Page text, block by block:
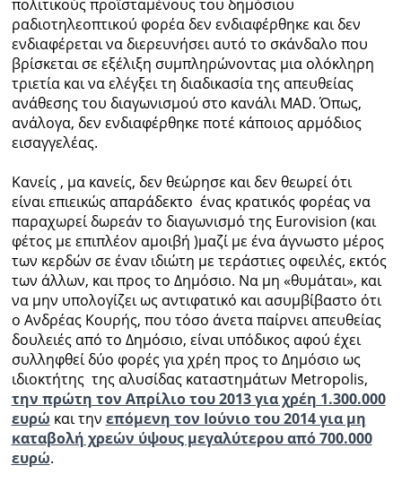
πολιτικούς προϊσταμένους του δημόσιου
ραδιοτηλεοπτικού φορέα δεν ενδιαφέρθηκε και δεν
ενδιαφέρεται να διερευνήσει αυτό το σκάνδαλο που
βρίσκεται σε εξέλιξη συμπληρώνοντας μια ολόκληρη
τριετία και να ελέγξει τη διαδικασία της απευθείας
ανάθεσης του διαγωνισμού στο κανάλι MAD. Όπως,
ανάλογα, δεν ενδιαφέρθηκε ποτέ κάποιος αρμόδιος
εισαγγελέας.
Κανείς , μα κανείς, δεν θεώρησε και δεν θεωρεί ότι
είναι επιεικώς απαράδεκτο ένας κρατικός φορέας να
παραχωρεί δωρεάν το διαγωνισμό της Eurovision (και
φέτος με επιπλέον αμοιβή )μαζί με ένα άγνωστο μέρος
των κερδών σε έναν ιδιώτη με τεράστιες οφειλές, εκτός
των άλλων, και προς το Δημόσιο. Να μη «θυμάται», και
να μην υπολογίζει ως αντιφατικό και ασυμβίβαστο ότι
ο Ανδρέας Κουρής, που τόσο άνετα παίρνει απευθείας
δουλειές από το Δημόσιο, είναι υπόδικος αφού έχει
συλληφθεί δύο φορές για χρέη προς το Δημόσιο ως
ιδιοκτήτης της αλυσίδας καταστημάτων Metropolis,
την πρώτη τον Απρίλιο του 2013 για χρέη 1.300.000
ευρώ και την επόμενη τον Ιούνιο του 2014 για μη
καταβολή χρεών ύψους μεγαλύτερου από 700.000
ευρώ.